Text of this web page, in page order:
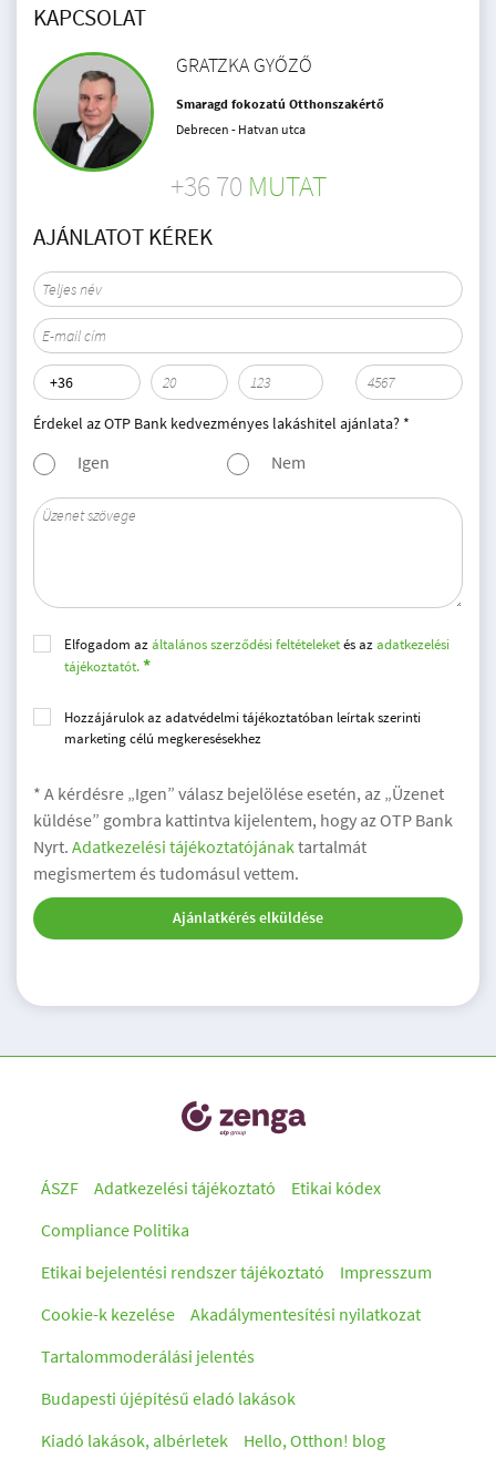
KAPCSOLAT
GRATZKA GYŐZŐ
Smaragd fokozatú Otthonszakértő
Debrecen - Hatvan utca
+36 70 MUTAT
AJÁNLATOT KÉREK
Érdekel az OTP Bank kedvezményes lakáshitel ajánlata? *
Igen Nem
Elfogadom azáltalános szerződési feltételeketés azadatkezelési
tájékoztatót.
Hozzájárulok az adatvédelmi tájékoztatóban leírtak szerinti
marketing célú megkeresésekhez
* A kérdésre „Igen” válasz bejelölése esetén, az „Üzenet
küldése” gombra kattintva kijelentem, hogy az OTP Bank
Nyrt. Adatkezelési tájékoztatójánaktartalmát
megismertem és tudomásul vettem.
Ajánlatkérés elküldése
ÁSZF Adatkezelési tájékoztató
Etikai kódex
Compliance Politika
Etikai bejelentési rendszer tájékoztató
Impresszum
Cookie-k kezelése
Akadálymentesítési nyilatkozat
Tartalommoderálási jelentés
Budapesti újépítésű eladó lakások
Kiadó lakások, albérletek
Hello, Otthon! blog